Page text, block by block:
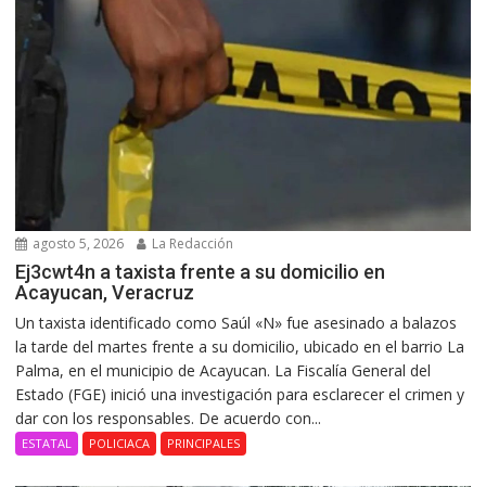
agosto 5, 2026 La Redacción
Ej3cwt4n a taxista frente a su domicilio en
Acayucan, Veracruz
Un taxista identificado como Saúl «N» fue asesinado a balazos
la tarde del martes frente a su domicilio, ubicado en el barrio La
Palma, en el municipio de Acayucan. La Fiscalía General del
Estado (FGE) inició una investigación para esclarecer el crimen y
dar con los responsables. De acuerdo con...
ESTATAL POLICIACA PRINCIPALES